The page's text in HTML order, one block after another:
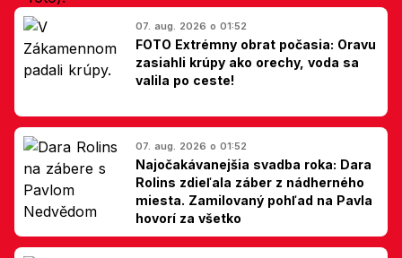
07. aug. 2026 o 01:52
FOTO Extrémny obrat počasia: Oravu
zasiahli krúpy ako orechy, voda sa
valila po ceste!
07. aug. 2026 o 01:52
Najočakávanejšia svadba roka: Dara
Rolins zdieľala záber z nádherného
miesta. Zamilovaný pohľad na Pavla
hovorí za všetko